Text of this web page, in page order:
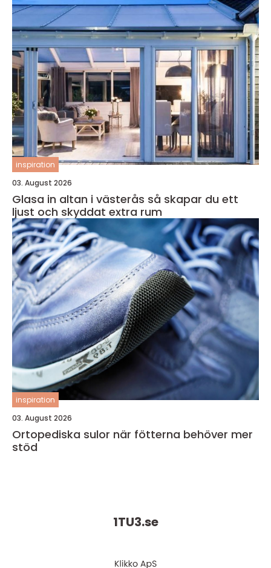
inspiration
03. August 2026
Glasa in altan i västerås så skapar du ett
ljust och skyddat extra rum
inspiration
03. August 2026
Ortopediska sulor när fötterna behöver mer
stöd
1TU3.se